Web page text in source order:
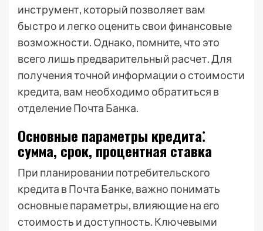
инструмент, который позволяет вам
быстро и легко оценить свои финансовые
возможности. Однако, помните, что это
всего лишь предварительный расчет. Для
получения точной информации о стоимости
кредита, вам необходимо обратиться в
отделение Почта Банка.
Основные параметры кредита⁚
сумма, срок, процентная ставка
При планировании потребительского
кредита в Почта Банке, важно понимать
основные параметры, влияющие на его
стоимость и доступность. Ключевыми